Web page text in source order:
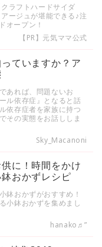
ラフトハードサイダ
ージュが堪能できる♪注
オープン！
【PR】元気ママ公式
っていますか？ア
あれば、問題ないお
ル依存症』となると話
依存症者を家族に持つ
その実態をお話ししま
Sky_Macanoni
に！時間をかけ
おかずレシピ
鉢おかずがおすすめ！
小鉢おかずを集めまし
hanako♬”